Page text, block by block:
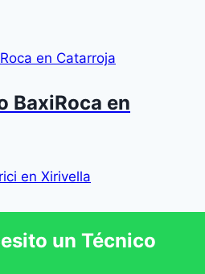
BaxiRoca en
un Técnico